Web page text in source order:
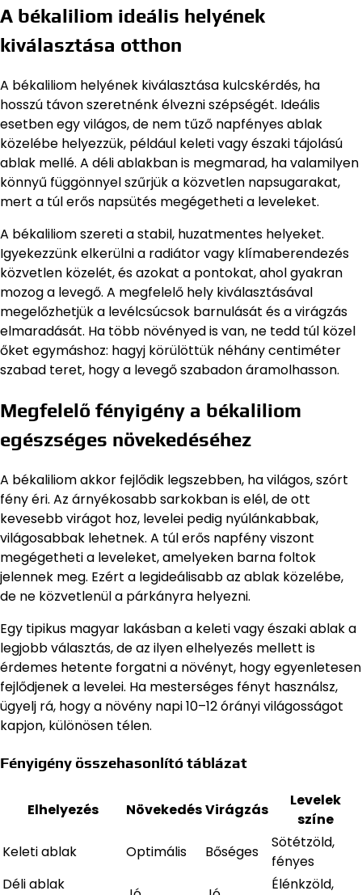
A békaliliom ideális helyének
kiválasztása otthon
A békaliliom helyének kiválasztása kulcskérdés, ha
hosszú távon szeretnénk élvezni szépségét. Ideális
esetben egy világos, de nem tűző napfényes ablak
közelébe helyezzük, például keleti vagy északi tájolású
ablak mellé. A déli ablakban is megmarad, ha valamilyen
könnyű függönnyel szűrjük a közvetlen napsugarakat,
mert a túl erős napsütés megégetheti a leveleket.
A békaliliom szereti a stabil, huzatmentes helyeket.
Igyekezzünk elkerülni a radiátor vagy klímaberendezés
közvetlen közelét, és azokat a pontokat, ahol gyakran
mozog a levegő. A megfelelő hely kiválasztásával
megelőzhetjük a levélcsúcsok barnulását és a virágzás
elmaradását. Ha több növényed is van, ne tedd túl közel
őket egymáshoz: hagyj körülöttük néhány centiméter
szabad teret, hogy a levegő szabadon áramolhasson.
Megfelelő fényigény a békaliliom
egészséges növekedéséhez
A békaliliom akkor fejlődik legszebben, ha világos, szórt
fény éri. Az árnyékosabb sarkokban is elél, de ott
kevesebb virágot hoz, levelei pedig nyúlánkabbak,
világosabbak lehetnek. A túl erős napfény viszont
megégetheti a leveleket, amelyeken barna foltok
jelennek meg. Ezért a legideálisabb az ablak közelébe,
de ne közvetlenül a párkányra helyezni.
Egy tipikus magyar lakásban a keleti vagy északi ablak a
legjobb választás, de az ilyen elhelyezés mellett is
érdemes hetente forgatni a növényt, hogy egyenletesen
fejlődjenek a levelei. Ha mesterséges fényt használsz,
ügyelj rá, hogy a növény napi 10–12 órányi világosságot
kapjon, különösen télen.
Fényigény összehasonlító táblázat
Elhelyezés NövekedésVirágzás
Levelek
színe
Keleti ablak
Optimális Bőséges
Sötétzöld,
fényes
Déli ablak
Élénkzöld,